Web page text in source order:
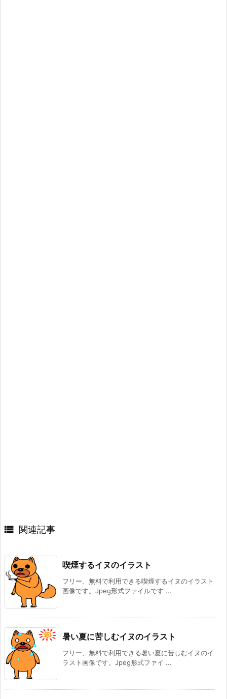
 関連記事
喫煙するイヌのイラスト
フリー、無料で利用できる喫煙するイヌのイラスト
画像です。Jpeg形式ファイルです ...
暑い夏に苦しむイヌのイラスト
フリー、無料で利用できる暑い夏に苦しむイヌのイ
ラスト画像です。Jpeg形式ファイ ...